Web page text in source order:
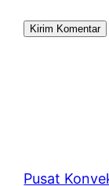
Pusat